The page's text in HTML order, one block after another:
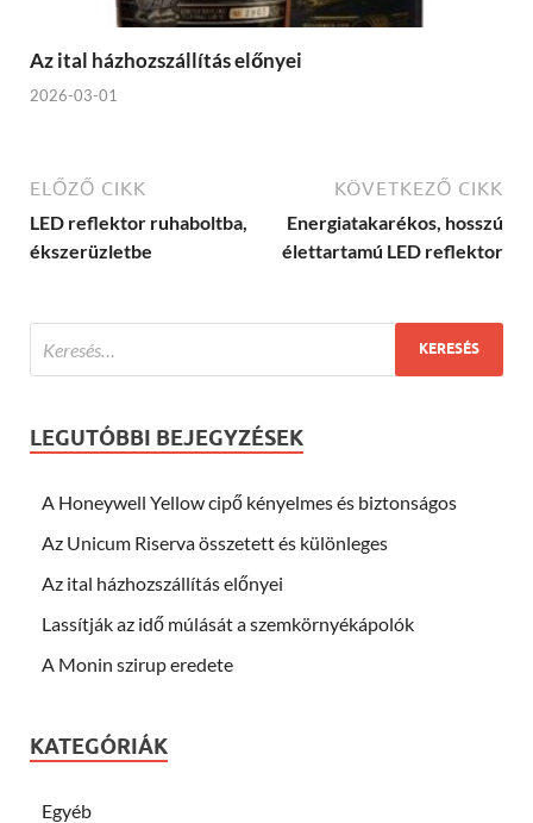
Az ital házhozszállítás előnyei
2026-03-01
ELŐZŐ CIKK
LED reflektor ruhaboltba,
ékszerüzletbe
KÖVETKEZŐ CIKK
Energiatakarékos, hosszú
élettartamú LED reflektor
LEGUTÓBBI BEJEGYZÉSEK
A Honeywell Yellow cipő kényelmes és biztonságos
Az Unicum Riserva összetett és különleges
Az ital házhozszállítás előnyei
Lassítják az idő múlását a szemkörnyékápolók
A Monin szirup eredete
KATEGÓRIÁK
Egyéb